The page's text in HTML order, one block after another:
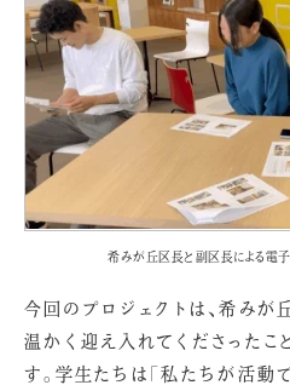
希みが丘区長と副区長による電
今回のプロジェクトは、希みが
温かく迎え入れてくださったこ
す。学生たちは「私たちが活動